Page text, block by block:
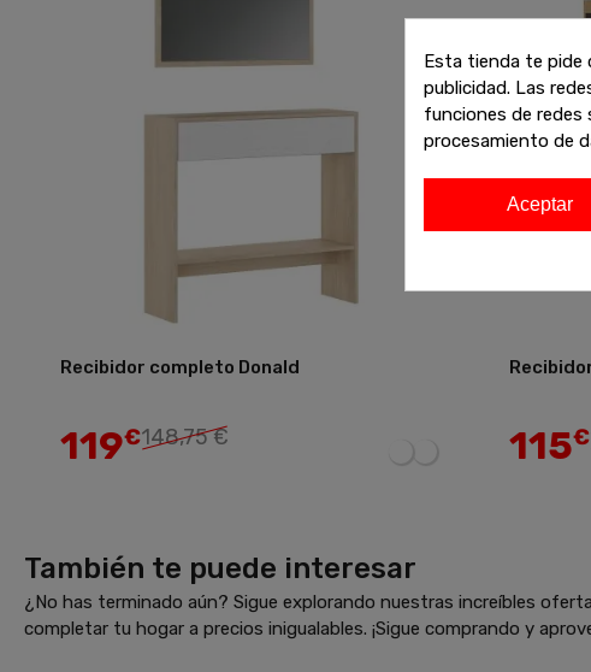
Recibidor completo Donald
119€148,75 € 115€
También te puede interesar
¿No has terminado aún? Sigue explorando nuestras increíbles
completar tu hogar a precios inigualables. ¡Sigue comprando y
Esta tienda te pide
publicidad. Las
funciones de redes
procesamiento de
Aceptar